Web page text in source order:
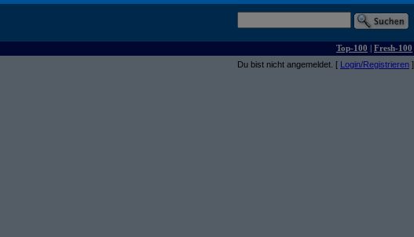
Top-100 | Fresh-100
Du bist nicht angemeldet. [ Login/Registrieren ]